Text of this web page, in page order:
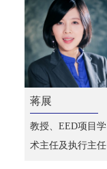
蒋展
教授、EED项目学
术主任及执行主任